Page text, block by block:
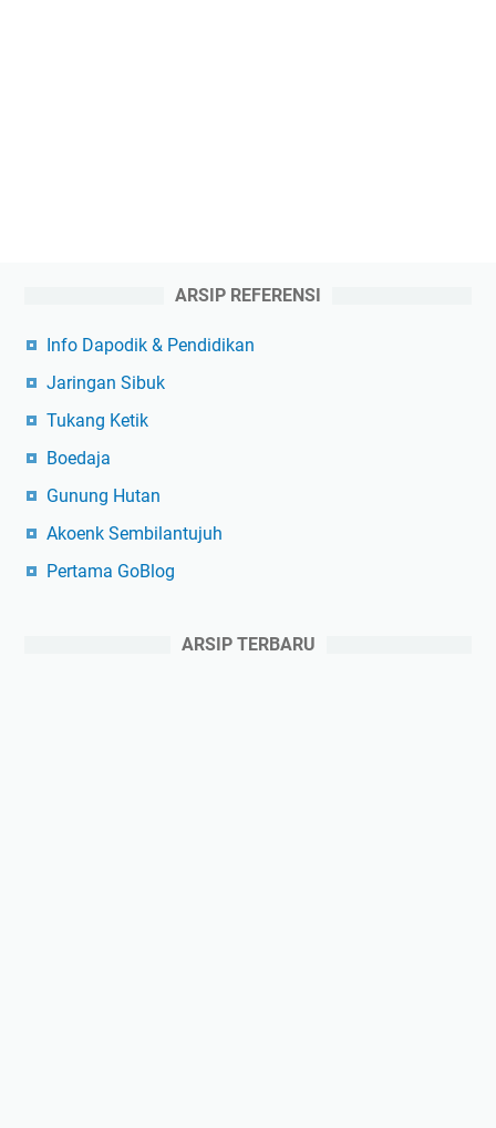
ARSIP REFERENSI
Info Dapodik & Pendidikan
Jaringan Sibuk
Tukang Ketik
Boedaja
Gunung Hutan
Akoenk Sembilantujuh
Pertama GoBlog
ARSIP TERBARU